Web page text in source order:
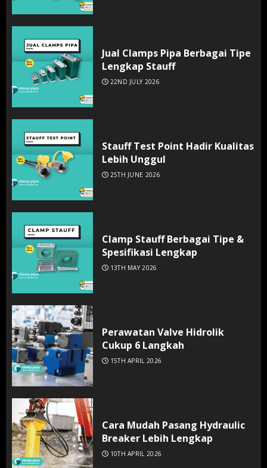
Jual Clamps Pipa Berbagai Tipe
Lengkap Stauff
22ND JULY 2026
Stauff Test Point Hadir Kualitas
Lebih Unggul
25TH JUNE 2026
Clamp Stauff Berbagai Tipe &
Spesifikasi Lengkap
13TH MAY 2026
Perawatan Valve Hidrolik
Cukup 6 Langkah
15TH APRIL 2026
Cara Mudah Pasang Hydraulic
Breaker Lebih Lengkap
10TH APRIL 2026